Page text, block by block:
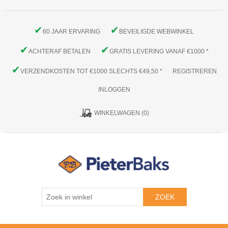
✔60 JAAR ERVARING ✔ BEVEILIGDE WEBWINKEL
✔ACHTERAF BETALEN ✔GRATIS LEVERING VANAF €1000 *
✔VERZENDKOSTEN TOT €1000 SLECHTS €49,50 * REGISTREREN
INLOGGEN
WINKELWAGEN (0)
ZOEK